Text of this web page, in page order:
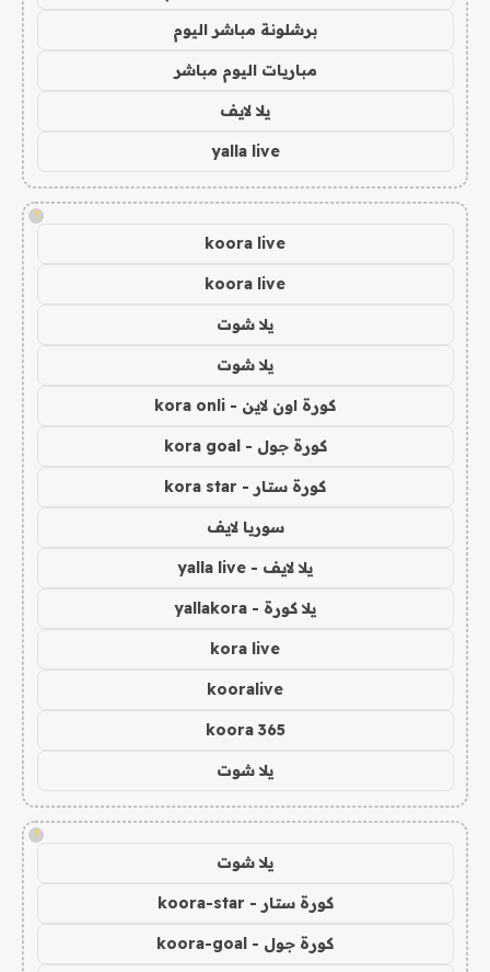
برشلونة مباشر اليوم
مباريات اليوم مباشر
يلا لايف
yalla live
!
koora live
koora live
يلا شوت
يلا شوت
كورة اون لاين - kora onli
كورة جول - kora goal
كورة ستار - kora star
سوريا لايف
يلا لايف - yalla live
يلا كورة - yallakora
kora live
kooralive
koora 365
يلا شوت
!
يلا شوت
كورة ستار - koora-star
كورة جول - koora-goal